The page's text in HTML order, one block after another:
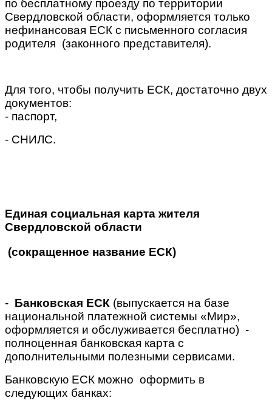
по бесплатному проезду по территории
Свердловской области, оформляется только
нефинансовая ЕСК с письменного согласия
родителя (законного представителя).
Для того, чтобы получить ЕСК, достаточно двух
документов:
- паспорт,
- СНИЛС.
Единая социальная карта жителя
Свердловской области
(сокращенное название ЕСК)
- Банковская ЕСК (выпускается на базе
национальной платежной системы «Мир»,
оформляется и обслуживается бесплатно) -
полноценная банковская карта с
дополнительными полезными сервисами.
Банковскую ЕСК можно оформить в
следующих банках: